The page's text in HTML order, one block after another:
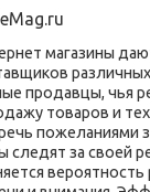
магазины
продавцы, чья
товаров и
пожеланиями
следят за своей